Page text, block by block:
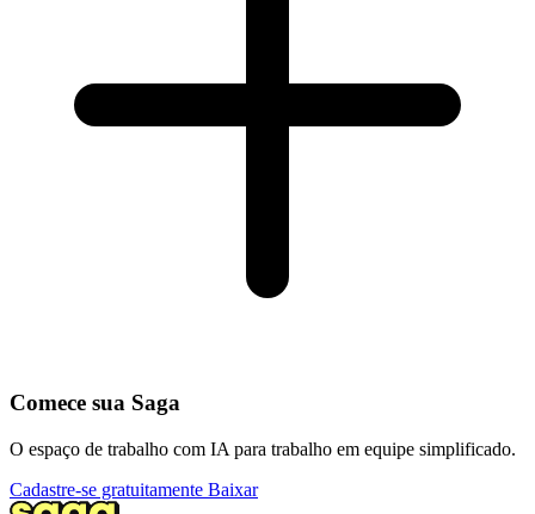
Comece sua Saga
O espaço de trabalho com IA para trabalho em equipe simplificado.
Cadastre-se gratuitamente Baixar